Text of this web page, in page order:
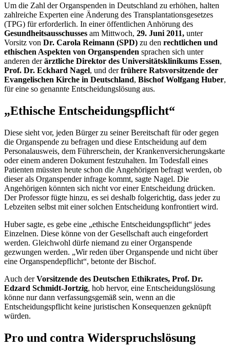
Um die Zahl der Organspenden in Deutschland zu erhöhen, halten
zahlreiche Experten eine Änderung des Transplantationsgesetzes
(TPG) für erforderlich. In einer öffentlichen Anhörung des
Gesundheitsausschusses am Mittwoch, 29. Juni 2011, unter
Vorsitz von Dr. Carola Reimann (SPD) zu den rechtlichen und
ethischen Aspekten von Organspenden sprachen sich unter
anderen derärztliche Direktor des Universitätsklinikums Essen,
Prof. Dr. Eckhard Nagel, und derfrühere Ratsvorsitzende der
Evangelischen Kirche in Deutschland, Bischof Wolfgang Huber,
für eine so genannte Entscheidungslösung aus.
„Ethische Entscheidungspflicht“
Diese sieht vor, jeden Bürger zu seiner Bereitschaft für oder gegen
die Organspende zu befragen und diese Entscheidung auf dem
Personalausweis, dem Führerschein, der Krankenversicherungskarte
oder einem anderen Dokument festzuhalten. Im Todesfall eines
Patienten müssten heute schon die Angehörigen befragt werden, ob
dieser als Organspender infrage kommt, sagte Nagel. Die
Angehörigen könnten sich nicht vor einer Entscheidung drücken.
Der Professor fügte hinzu, es sei deshalb folgerichtig, dass jeder zu
Lebzeiten selbst mit einer solchen Entscheidung konfrontiert wird.
Huber sagte, es gebe eine „ethische Entscheidungspflicht“ jedes
Einzelnen. Diese könne von der Gesellschaft auch eingefordert
werden. Gleichwohl dürfe niemand zu einer Organspende
gezwungen werden. „Wir reden über Organspende und nicht über
eine Organspendepflicht“, betonte der Bischof.
Auch derVorsitzende des Deutschen Ethikrates, Prof. Dr.
Edzard Schmidt-Jortzig, hob hervor, eine Entscheidungslösung
könne nur dann verfassungsgemäß sein, wenn an die
Entscheidungspflicht keine juristischen Konsequenzen geknüpft
würden.
Pro und contra Widerspruchslösung